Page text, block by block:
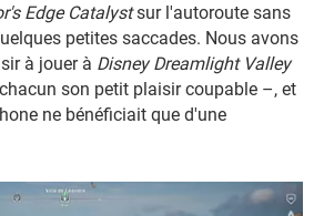
Edge Catalystsur l'autoroute sans
petites saccades. Nous avons
à jouer à Disney Dreamlight Valley
son petit plaisir coupable –, et
ne bénéficiait que d'une